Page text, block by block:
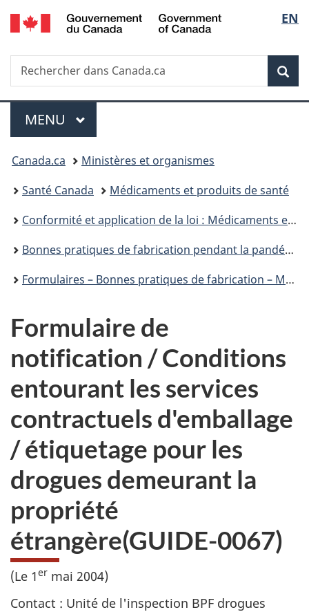
Passer
au
principal
Passer
à
Au
du
Passer
à
version
simplifiée
de
la
EN
Recherche
Rechercher
dans
Menu
MENU PRINCIPAL
Vous
êtes
ici :
Canada.ca
Ministères et organismes
Santé Canada
Médicaments et produits de santé
Conformité et application de la loi : Médicaments et produits de santé
Bonnes pratiques de fabrication pendant la pandémie
Formulaires – Bonnes pratiques de fabrication – Médicaments et produits de santé
Formulaire de
notification / Conditions
entourant les services
contractuels d'emballage
/ étiquetage pour les
drogues demeurant la
propriété
étrangère(GUIDE-0067)
(Le 1er mai 2004)
Contact : Unité de l'inspection BPF drogues